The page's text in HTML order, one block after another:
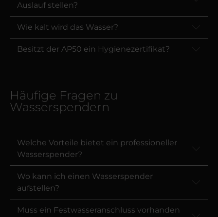
Auslauf stellen?
Wie kalt wird das Wasser?
Besitzt der AP50 ein Hygienezertifikat?
Häufige Fragen zu
Wasserspendern
Welche Vorteile bietet ein professioneller
Wasserspender?
Wo kann ich einen Wasserspender
aufstellen?
Muss ein Festwasseranschluss vorhanden